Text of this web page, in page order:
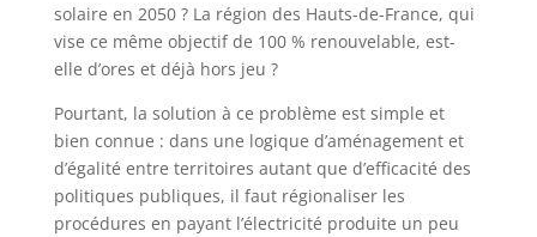
solaire en 2050 ? La région des Hauts-de-France, qui
vise ce même objectif de 100 % renouvelable, est-
elle d’ores et déjà hors jeu ?
Pourtant, la solution à ce problème est simple et
bien connue : dans une logique d’aménagement et
d’égalité entre territoires autant que d’efficacité des
politiques publiques, il faut régionaliser les
procédures en payant l’électricité produite un peu